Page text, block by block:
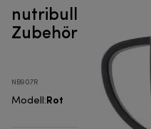
nutribullet® Pro
Zubehörteilen -
NB907R
Modell :Rot